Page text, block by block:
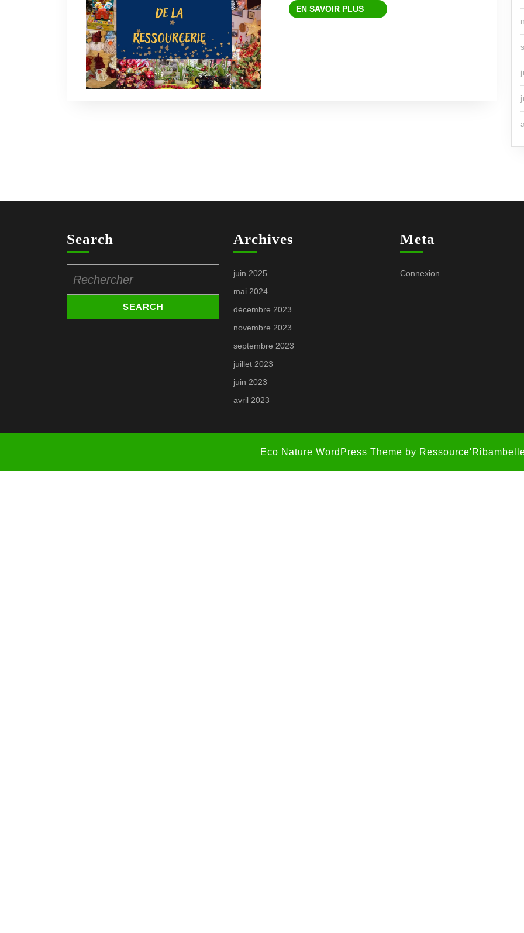
EN SAVOIR PLUS
EN
SAVOIR
Search
for:
Archives
juin 2025
mai 2024
décembre 2023
novembre 2023
septembre 2023
juillet 2023
juin 2023
avril 2023
Meta
Connexion
Eco Nature WordPress Theme by